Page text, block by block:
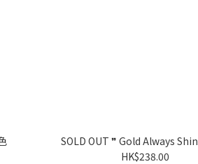
SOLD OUT ❞ Gold Always
HK$238.00